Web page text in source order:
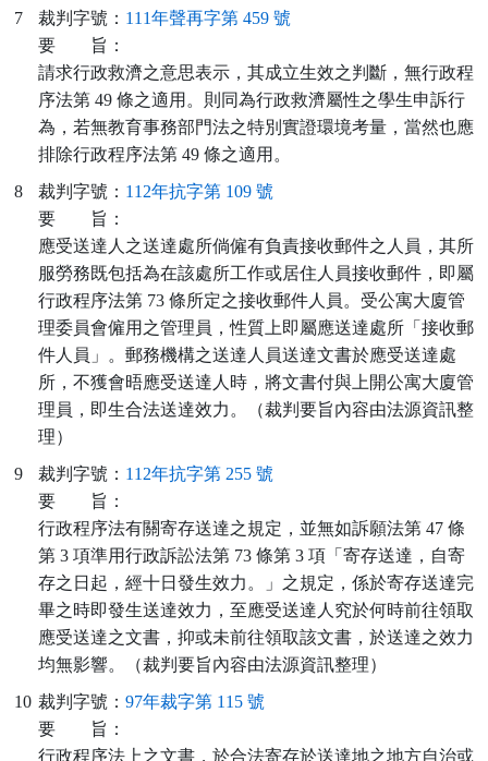
7
裁判字號： 111年聲再字第 459 號
要
旨：
請求行政救濟之意思表示，其成立生效之判斷，無行政程
序法第 49 條之適用。則同為行政救濟屬性之學生申訴行
為，若無教育事務部門法之特別實證環境考量，當然也應
排除行政程序法第 49 條之適用。
8
裁判字號： 112年抗字第 109 號
要
旨：
應受送達人之送達處所倘僱有負責接收郵件之人員，其所
服勞務既包括為在該處所工作或居住人員接收郵件，即屬
行政程序法第 73 條所定之接收郵件人員。受公寓大廈管
理委員會僱用之管理員，性質上即屬應送達處所「接收郵
件人員」。郵務機構之送達人員送達文書於應受送達處
所，不獲會晤應受送達人時，將文書付與上開公寓大廈管
理員，即生合法送達效力。（裁判要旨內容由法源資訊整
理）
9
裁判字號： 112年抗字第 255 號
要
旨：
行政程序法有關寄存送達之規定，並無如訴願法第 47 條
第 3 項準用行政訴訟法第 73 條第 3 項「寄存送達，自寄
存之日起，經十日發生效力。」之規定，係於寄存送達完
畢之時即發生送達效力，至應受送達人究於何時前往領取
應受送達之文書，抑或未前往領取該文書，於送達之效力
均無影響。（裁判要旨內容由法源資訊整理）
10 裁判字號： 97年裁字第 115 號
要
旨：
行政程序法上之文書，於合法寄存於送達地之地方自治或